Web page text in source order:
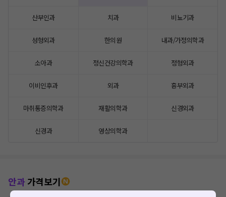
산부인과 치과 비뇨기과
성형외과 한의원 내과/가정의학과
소아과 정신건강의학과 정형외과
이비인후과 외과 흉부외과
마취통증의학과 재활의학과 신경외과
신경과 영상의학과
안과 가격보기